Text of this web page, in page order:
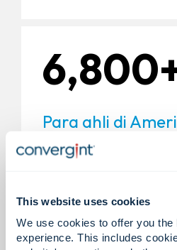
This website uses cookies
We use cookies to offer you
experience. This includes
Para ahli di
200+